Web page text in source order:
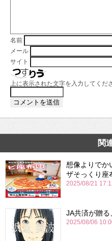
名前
メール
サイト
上に表示された文字を入力してくだ
関
想像よりでか
ザそっくり座
2025/08/21
JA共済が贈る
2025/08/06